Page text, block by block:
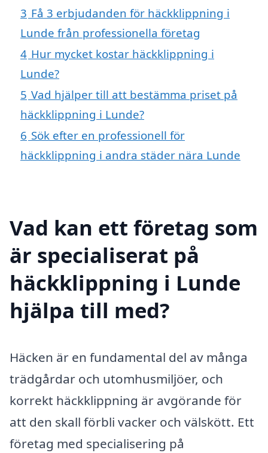
3 Få 3 erbjudanden för häckklippning i
Lunde från professionella företag
4 Hur mycket kostar häckklippning i
Lunde?
5 Vad hjälper till att bestämma priset på
häckklippning i Lunde?
6 Sök efter en professionell för
häckklippning i andra städer nära Lunde
Vad kan ett företag som
är specialiserat på
häckklippning i Lunde
hjälpa till med?
Häcken är en fundamental del av många
trädgårdar och utomhusmiljöer, och
korrekt häckklippning är avgörande för
att den skall förbli vacker och välskött. Ett
företag med specialisering på